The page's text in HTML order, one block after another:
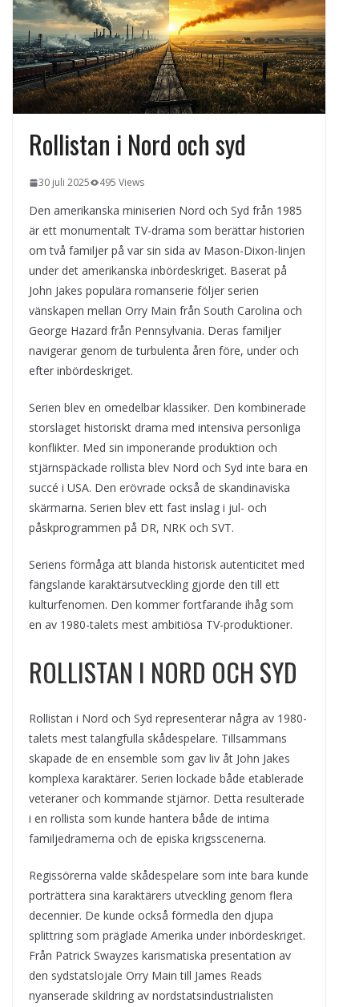
kvällens underhållning på nya sätt
ForMotion – ortopedteknik och
bandagist i Sverige
Det fysiologiska teknikskiftet: Den
medicinska utvecklingen öppnar nya
dörrar
Rollistan i Nord och syd
30 juli 2025 495 Views
Den amerikanska miniserien Nord och Syd från 1985
är ett monumentalt TV-drama som berättar historien
om två familjer på var sin sida av Mason-Dixon-linjen
under det amerikanska inbördeskriget. Baserat på
John Jakes populära romanserie följer serien
vänskapen mellan Orry Main från South Carolina och
George Hazard från Pennsylvania. Deras familjer
navigerar genom de turbulenta åren före, under och
efter inbördeskriget.
Serien blev en omedelbar klassiker. Den kombinerade
storslaget historiskt drama med intensiva personliga
konflikter. Med sin imponerande produktion och
stjärnspäckade rollista blev Nord och Syd inte bara en
succé i USA. Den erövrade också de skandinaviska
skärmarna. Serien blev ett fast inslag i jul- och
påskprogrammen på DR, NRK och SVT.
Seriens förmåga att blanda historisk autenticitet med
fängslande karaktärsutveckling gjorde den till ett
kulturfenomen. Den kommer fortfarande ihåg som
en av 1980-talets mest ambitiösa TV-produktioner.
ROLLISTAN I NORD OCH SYD
Rollistan i Nord och Syd representerar några av 1980-
talets mest talangfulla skådespelare. Tillsammans
skapade de en ensemble som gav liv åt John Jakes
komplexa karaktärer. Serien lockade både etablerade
veteraner och kommande stjärnor. Detta resulterade
i en rollista som kunde hantera både de intima
familjedramerna och de episka krigsscenerna.
Regissörerna valde skådespelare som inte bara kunde
porträttera sina karaktärers utveckling genom flera
decennier. De kunde också förmedla den djupa
splittring som präglade Amerika under inbördeskriget.
Från Patrick Swayzes karismatiska presentation av
den sydstatslojale Orry Main till James Reads
nyanserade skildring av nordstatsindustrialisten